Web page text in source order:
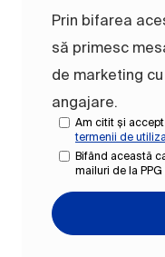
Prin bifarea
să primesc
de marketing
angajare.
Am citit și
termenii de
Bifând această
mailuri de la